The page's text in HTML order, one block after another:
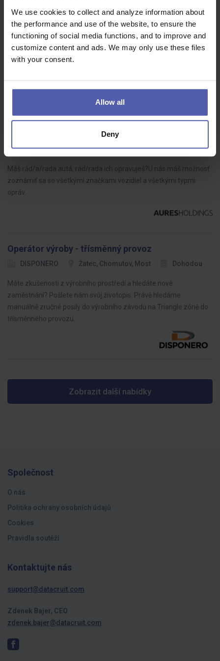
We use cookies to collect and analyze information about
the performance and use of the website, to ensure the
functioning of social media functions, and to improve and
customize content and ads. We may only use these files
with your consent.
Allow all
Deny
Manuvia Expert Recruitment
Šternberk
40 - 42 000 Kč/měs
Máte zkušenosti se svařováním a hledáte práci v zavedené
výrobní společnosti s dlouholetou tradicí? Pro našeho klienta
působícího v oblasti zakázkové strojírenské výroby hledáme
Automechanik/Automechanička (Bratislava)
Aures Bratislava 1 800 - 2 500 EUR/mes
Máš rád/a/rada autá, rád/rada ich opravuješ?U nás máš možnosť
zoznámiť sa so všetkými značkami vozidiel a všetkými typmi
opráv.
Operátor výroby - třísměnný provoz
DISPONERO Žatec, Chomutov, Most Dohodou
Máte zkušenosti z výrobního prostředí a hledáte nové
zaměstnání? Pošlete nám svůj životopis. Právě hledáme
manuálně zručné posily do výrobního závodu na Triangle zóně do
třísměnného provozu.
Zobrazit další nabídky
Společnost
O nás
Politika ochrany osobních údajů
Cookies
Pravidla soutěží
Kontaktujte nás
support@datacruit.com
Zdenek Bajer, CEO
zdenek.bajer@datacruit.com